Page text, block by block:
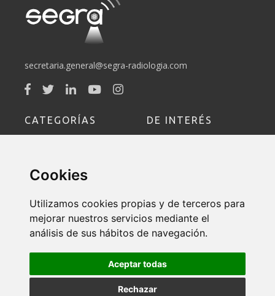
Cookies
Utilizamos cookies propias y de terceros para
mejorar nuestros servicios mediante el
análisis de sus hábitos de navegación.
Aceptar todas
Rechazar
secretaria.general@segra-radiologia.com
CATEGORÍAS
Educación
Política de Devoluciones y
Cancelaciones
DE INTERÉS